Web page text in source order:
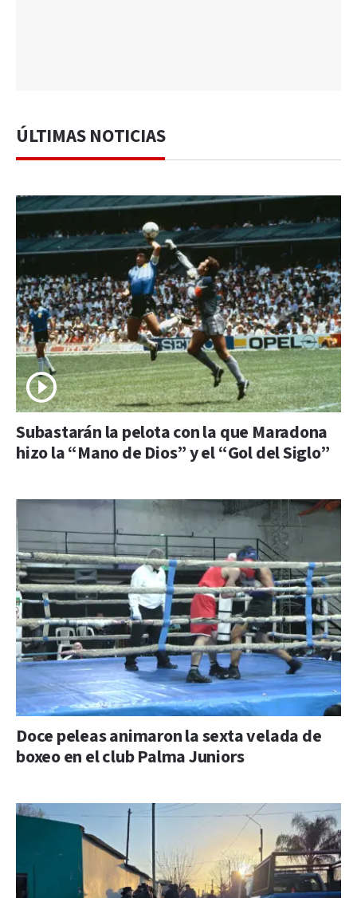
ÚLTIMAS NOTICIAS
Subastarán la pelota con la que Maradona
hizo la “Mano de Dios” y el “Gol del Siglo”
Doce peleas animaron la sexta velada de
boxeo en el club Palma Juniors